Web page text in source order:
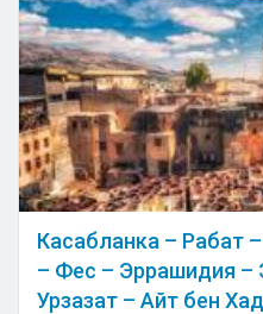
Касабланка – Рабат
– Фес – Эррашидия –
Урзазат – Айт бен